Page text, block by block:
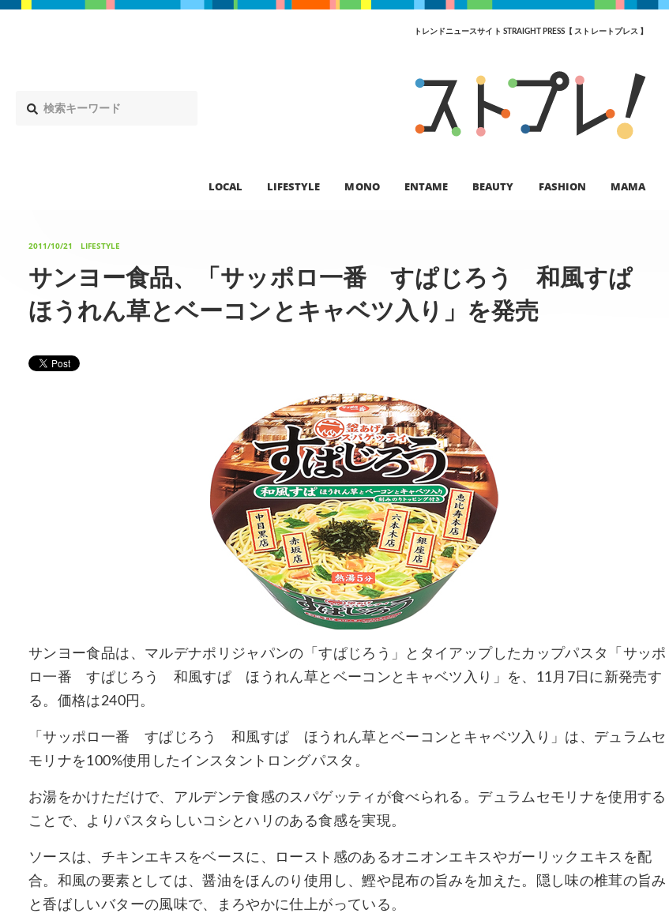
トレンドニュースサイト STRAIGHT PRESS【 ストレートプレス 】
LOCAL LIFESTYLE MONO ENTAME BEAUTY FASHION MAMA
2011/10/21 LIFESTYLE
サンヨー食品、「サッポロ一番 すぱじろう 和風すぱ
ほうれん草とベーコンとキャベツ入り」を発売
サンヨー食品は、マルデナポリジャパンの「すぱじろう」とタイアップしたカップパスタ「サッポ
ロ一番 すぱじろう 和風すぱ ほうれん草とベーコンとキャベツ入り」を、11月7日に新発売す
る。価格は240円。
「サッポロ一番 すぱじろう 和風すぱ ほうれん草とベーコンとキャベツ入り」は、デュラムセ
モリナを100%使用したインスタントロングパスタ。
お湯をかけただけで、アルデンテ食感のスパゲッティが食べられる。デュラムセモリナを使用する
ことで、よりパスタらしいコシとハリのある食感を実現。
ソースは、チキンエキスをベースに、ロースト感のあるオニオンエキスやガーリックエキスを配
合。和風の要素としては、醤油をほんのり使用し、鰹や昆布の旨みを加えた。隠し味の椎茸の旨み
と香ばしいバターの風味で、まろやかに仕上がっている。